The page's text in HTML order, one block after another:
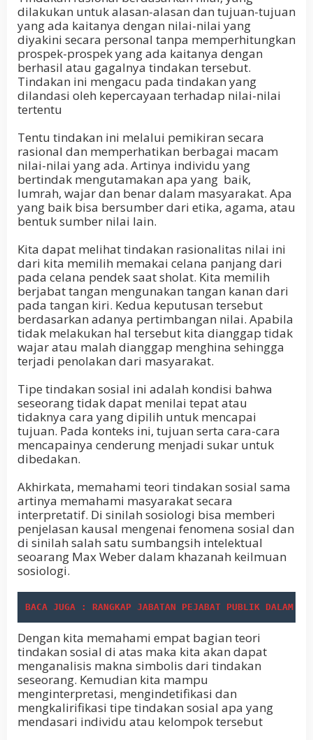
dilakukan untuk alasan-alasan dan tujuan-tujuan
yang ada kaitanya dengan nilai-nilai yang
diyakini secara personal tanpa memperhitungkan
prospek-prospek yang ada kaitanya dengan
berhasil atau gagalnya tindakan tersebut.
Tindakan ini mengacu pada tindakan yang
dilandasi oleh kepercayaan terhadap nilai-nilai
tertentu
Tentu tindakan ini melalui pemikiran secara
rasional dan memperhatikan berbagai macam
nilai-nilai yang ada. Artinya individu yang
bertindak mengutamakan apa yang baik,
lumrah, wajar dan benar dalam masyarakat. Apa
yang baik bisa bersumber dari etika, agama, atau
bentuk sumber nilai lain.
Kita dapat melihat tindakan rasionalitas nilai ini
dari kita memilih memakai celana panjang dari
pada celana pendek saat sholat. Kita memilih
berjabat tangan mengunakan tangan kanan dari
pada tangan kiri. Kedua keputusan tersebut
berdasarkan adanya pertimbangan nilai. Apabila
tidak melakukan hal tersebut kita dianggap tidak
wajar atau malah dianggap menghina sehingga
terjadi penolakan dari masyarakat.
Tipe tindakan sosial ini adalah kondisi bahwa
seseorang tidak dapat menilai tepat atau
tidaknya cara yang dipilih untuk mencapai
tujuan. Pada konteks ini, tujuan serta cara-cara
mencapainya cenderung menjadi sukar untuk
dibedakan.
Akhirkata, memahami teori tindakan sosial sama
artinya memahami masyarakat secara
interpretatif. Di sinilah sosiologi bisa memberi
penjelasan kausal mengenai fenomena sosial dan
di sinilah salah satu sumbangsih intelektual
seoarang Max Weber dalam khazanah keilmuan
sosiologi.
BACA JUGA : RANGKAP JABATAN PEJABAT PUBLIK DALAM
Dengan kita memahami empat bagian teori
tindakan sosial di atas maka kita akan dapat
menganalisis makna simbolis dari tindakan
seseorang. Kemudian kita mampu
menginterpretasi, mengindetifikasi dan
mengkalirifikasi tipe tindakan sosial apa yang
mendasari individu atau kelompok tersebut